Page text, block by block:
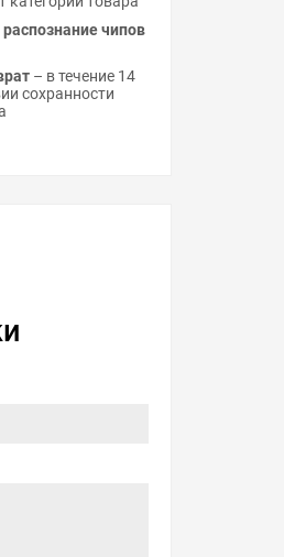
распознание чипов
– в течение 14
сохранности